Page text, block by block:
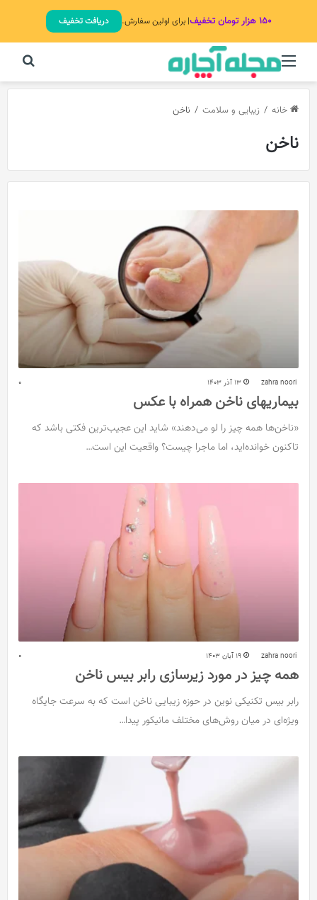
۱۵۰ هزار تومان تخفیف | برای اولین سفارش. دریافت تخفیف
منو
خانه / زیبایی و سلامت / ناخن
ناخن
zahra noori 13 آذر 1403 0
بیماریهای ناخن همراه با عکس
«ناخن‌ها همه چیز را لو می‌دهند» شاید این عجیب‌ترین فکتی باشد که
تاکنون خوانده‌اید، اما ماجرا چیست؟ واقعیت این است…
zahra noori 19 آبان 1403 0
همه چیز در مورد زیرسازی رابر بیس ناخن
رابر بیس تکنیکی نوین در حوزه زیبایی ناخن است که به سرعت جایگاه
ویژه‌ای در میان روش‌های مختلف مانیکور پیدا…